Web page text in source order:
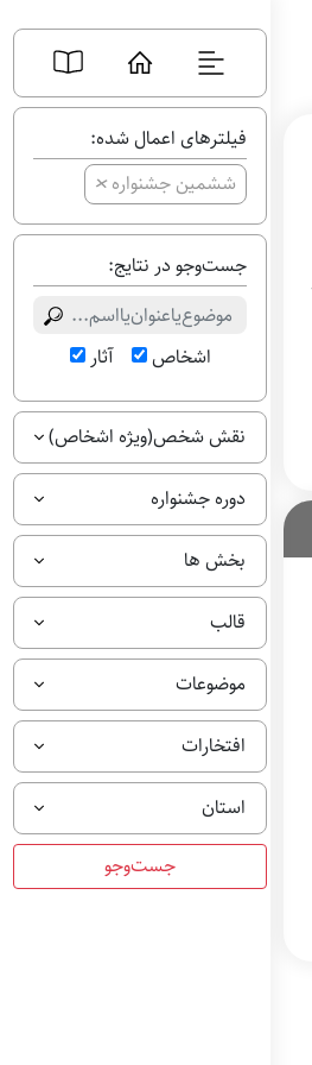
فیلترهای اعمال شده:
ششمین جشنواره+
جست‌وجو در نتایج:
اشخاص آثار
نقش شخص(ویژه اشخاص)
دوره جشنواره
بخش ها
قالب
موضوعات
افتخارات
استان